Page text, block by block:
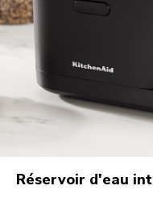
Réservoir d'eau